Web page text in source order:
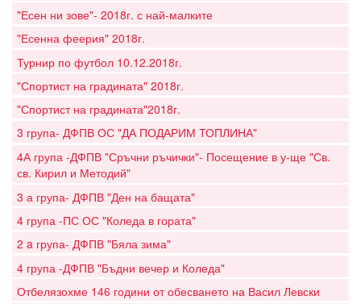
"Есен ни зове"- 2018г. с най-малките
"Есенна феерия" 2018г.
Турнир по футбол 10.12.2018г.
"Спортист на градината" 2018г.
"Спортист на градината"2018г.
3 група- ДФПВ ОС "ДА ПОДАРИМ ТОПЛИНА"
4А група -ДФПВ "Сръчни ръчички"- Посещение в у-ще "Св.
св. Кирил и Методий"
3 а група- ДФПВ "Ден на бащата"
4 група -ПС ОС "Коледа в гората"
2 a група- ДФПВ "Бяла зима"
4 група -ДФПВ "Бъдни вечер и Коледа"
Отбелязохме 146 години от обесването на Васил Левски